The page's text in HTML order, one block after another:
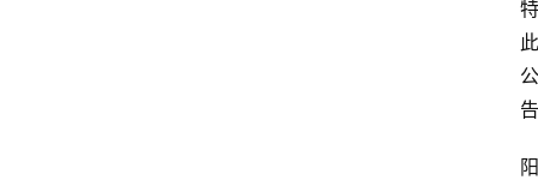
特
此
公
告
阳